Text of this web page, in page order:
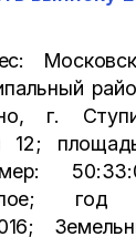
г.
12;
год